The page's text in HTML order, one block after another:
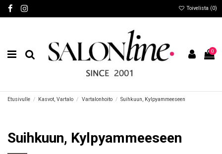
Toivelista (0)
0
Etusivulle Kasvot, Vartalo Vartalonhoito Suihkuun, Kylpyammeeseen
Suihkuun, Kylpyammeeseen